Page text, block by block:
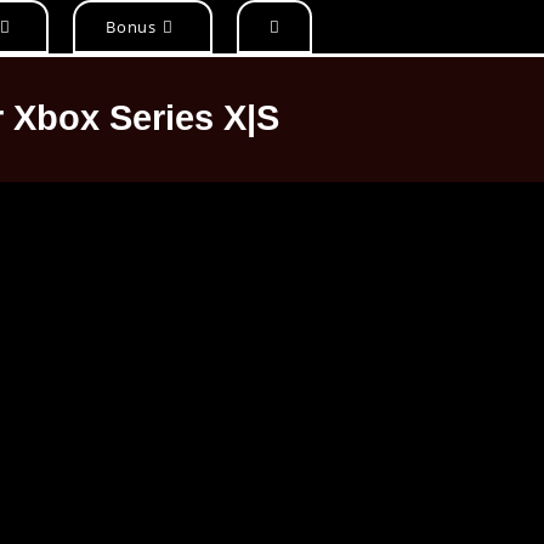
Bonus
Series X|S